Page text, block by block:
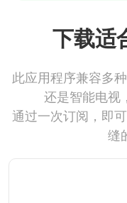
下载适
此应用程序兼容多
还是智能电视
通过一次订阅，即
缝